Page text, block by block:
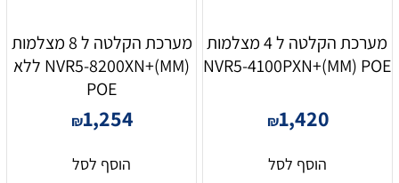
מערכת הקלטה ל 4 מצלמות
NVR5-4100PXN+(MM) POE
₪1,420
הוסף לסל
מערכת הקלטה ל 8 מצלמות
NVR5-8200XN+(MM) ללא
POE
₪1,254
הוסף לסל